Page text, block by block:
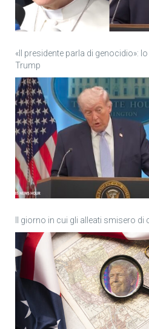
«Il presidente parla di genocidio»:
Trump
Il giorno in cui gli alleati smisero di